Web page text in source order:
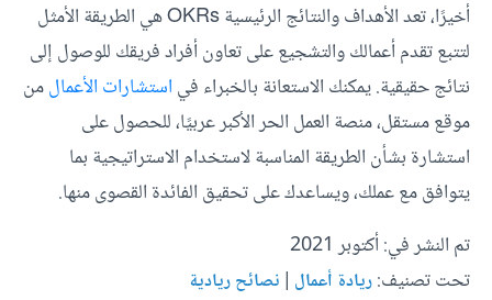
أخيرًا، تعد الأهداف والنتائج الرئيسية OKRs هي الطريقة الأمثل
لتتبع تقدم أعمالك والتشجيع على تعاون أفراد فريقك للوصول إلى
نتائج حقيقية. يمكنك الاستعانة بالخبراء في استشارات الأعمالمن
موقع مستقل، منصة العمل الحر الأكبر عربيًا، للحصول على
استشارة بشأن الطريقة المناسبة لاستخدام الاستراتيجية بما
يتوافق مع عملك، ويساعدك على تحقيق الفائدة القصوى منها.
تم النشر في: أكتوبر 2021
تحت تصنيف:ريادة أعمال | نصائح ريادية